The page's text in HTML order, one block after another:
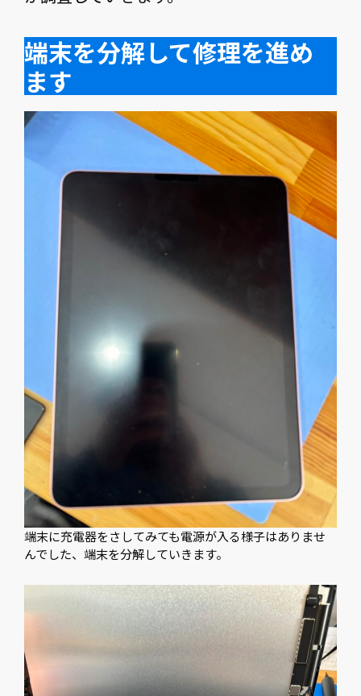
端末を分解して修理を進め
ます
端末に充電器をさしてみても電源が入る様子はありませ
んでした、端末を分解していきます。